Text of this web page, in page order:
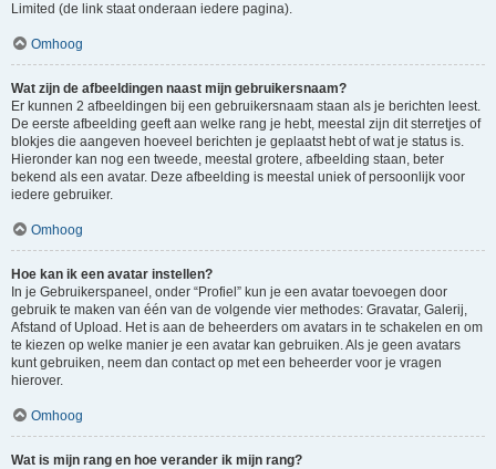
Limited (de link staat onderaan iedere pagina).
Omhoog
Wat zijn de afbeeldingen naast mijn gebruikersnaam?
Er kunnen 2 afbeeldingen bij een gebruikersnaam staan als je berichten leest.
De eerste afbeelding geeft aan welke rang je hebt, meestal zijn dit sterretjes of
blokjes die aangeven hoeveel berichten je geplaatst hebt of wat je status is.
Hieronder kan nog een tweede, meestal grotere, afbeelding staan, beter
bekend als een avatar. Deze afbeelding is meestal uniek of persoonlijk voor
iedere gebruiker.
Omhoog
Hoe kan ik een avatar instellen?
In je Gebruikerspaneel, onder “Profiel” kun je een avatar toevoegen door
gebruik te maken van één van de volgende vier methodes: Gravatar, Galerij,
Afstand of Upload. Het is aan de beheerders om avatars in te schakelen en om
te kiezen op welke manier je een avatar kan gebruiken. Als je geen avatars
kunt gebruiken, neem dan contact op met een beheerder voor je vragen
hierover.
Omhoog
Wat is mijn rang en hoe verander ik mijn rang?